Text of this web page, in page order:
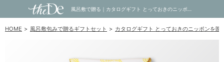
HOME 風呂敷包みで贈るギフトセット カタログギフト とっておきのニッポンを贈